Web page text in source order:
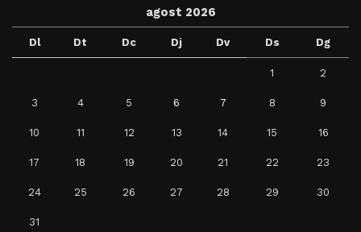
agost 2026
Dl Dt Dc Dj Dv Ds Dg
1 2
3 4 5 6 7 8 9
10 11 12 13 14 15 16
17 18 19 20 21 22 23
24 25 26 27 28 29 30
31